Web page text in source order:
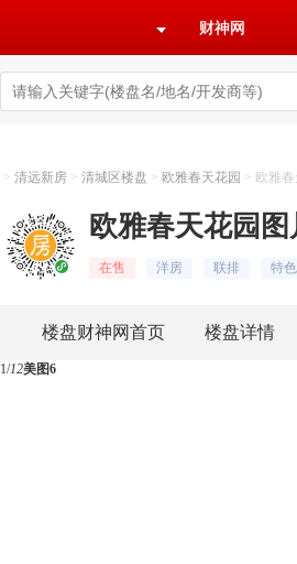
财神网
> 清远新房 > 清城区楼盘 > 欧雅春天花园 > 欧雅
欧雅春天花园图
在售 洋房 联排 特
楼盘财神网首页 楼盘详情
1/12美图6